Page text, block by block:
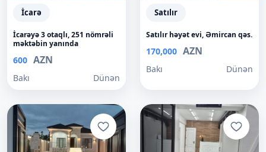
İcarə
İcarəyə 3 otaqlı, 251 nömrəli
məktəbin yanında
600 AZN
Bakı Dünən
Satılır
Satılır həyət evi, Əmircan qəs.
170,000 AZN
Bakı Dünən